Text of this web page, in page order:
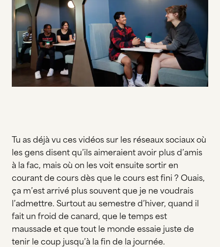
Tu as déjà vu ces vidéos sur les réseaux sociaux où
les gens disent qu’ils aimeraient avoir plus d’amis
à la fac, mais où on les voit ensuite sortir en
courant de cours dès que le cours est fini ? Ouais,
ça m’est arrivé plus souvent que je ne voudrais
l’admettre. Surtout au semestre d’hiver, quand il
fait un froid de canard, que le temps est
maussade et que tout le monde essaie juste de
tenir le coup jusqu’à la fin de la journée.